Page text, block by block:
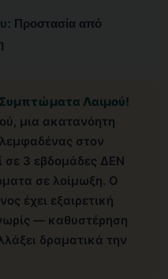
Προστασία από
Λαιμού!
μια ακατανόητη
στον
σε 3 εβδομάδες ΔΕΝ
σε λοίμωξη. Ο
έχει εξαιρετική
— καθυστέρηση
δραματικά την